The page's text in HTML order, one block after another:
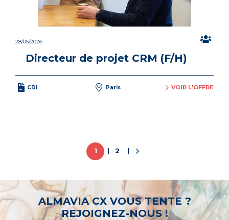
28/05/2026
Directeur de projet CRM (F/H)
CDI Paris VOIR L'OFFRE
1 2
ALMAVIA CX VOUS TENTE ?
REJOIGNEZ-NOUS !